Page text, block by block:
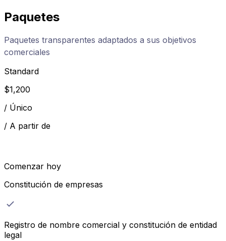
Paquetes
Paquetes transparentes adaptados a sus objetivos
comerciales
Standard
$1,200
/ Único
/ A partir de
Comenzar hoy
Constitución de empresas
Registro de nombre comercial y constitución de entidad
legal